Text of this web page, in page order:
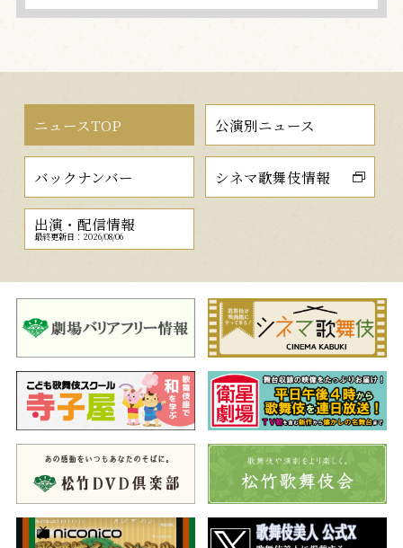
ニュースTOP 公演別ニュース
バックナンバー シネマ歌舞伎情報
出演・配信情報
最終更新日：2026/08/06